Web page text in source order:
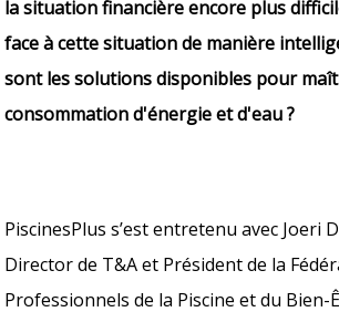
la situation financière encore plus
face à cette situation de manière
sont les solutions disponibles pour
consommation d'énergie et d'eau ?
PiscinesPlus s’est entretenu avec Joeri
Director de T&A et Président de la
Professionnels de la Piscine et du Bien-